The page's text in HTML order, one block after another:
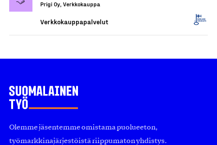
Prigi Oy, Verkkokauppa
Verkkokauppapalvelut
Olemme jäsentemme omistama puolueeton,
työmarkkinajärjestöistä riippumaton yhdistys.